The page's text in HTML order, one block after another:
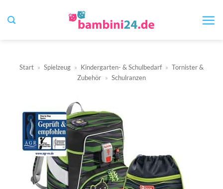
Inhalt
Start » Spielzeug » Kindergarten- & Schulbedarf » Tornister &
Zubehör » Schulranzen